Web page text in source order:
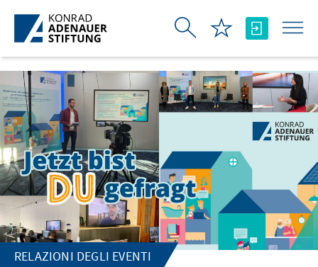
Skip to Main Content
RELAZIONI DEGLI EVENTI